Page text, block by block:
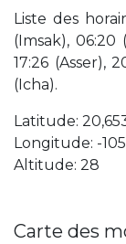
Liste des
(Imsak), 06:20
17:26 (Asser),
(Icha).
Latitude:
Longitude: -
Altitude: 28
Carte des